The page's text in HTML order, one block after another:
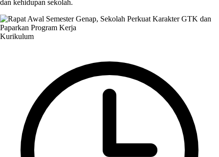
dan kehidupan sekolah.
Kurikulum